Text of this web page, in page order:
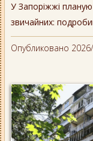
У Запоріжжі
звичайних:
Опубликовано